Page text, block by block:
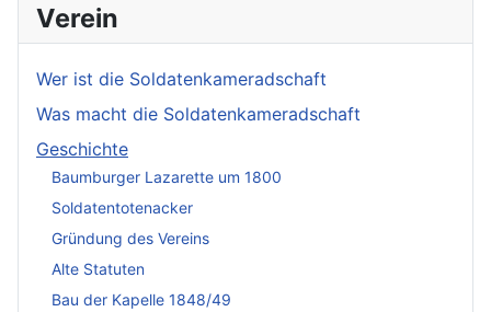
Verein
Wer ist die Soldatenkameradschaft
Was macht die Soldatenkameradschaft
Geschichte
Baumburger Lazarette um 1800
Soldatentotenacker
Gründung des Vereins
Alte Statuten
Bau der Kapelle 1848/49